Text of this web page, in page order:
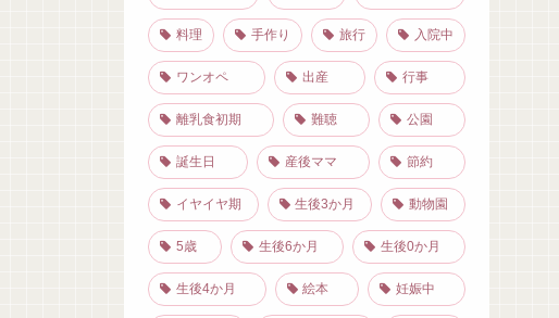
料理 手作り 旅行 入院中
ワンオペ 出産 行事
離乳食初期 難聴 公園
誕生日 産後ママ 節約
イヤイヤ期 生後3か月 動物園
5歳 生後6か月 生後0か月
生後4か月 絵本 妊娠中